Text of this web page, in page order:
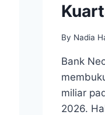
By Nadia
Bank
miliar
2026.